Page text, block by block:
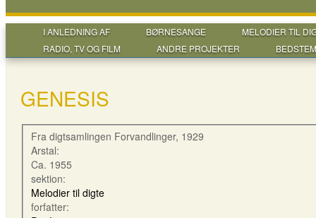
I ANLEDNING AF BØRNESANGE
MELODIER TIL
RADIO, TV OG FILM
ANDRE PROJEKTER
GENESIS
Fra digtsamlingen Forvandlinger, 1929
Arstal:
Ca. 1955
sektion:
Melodier til digte
forfatter: